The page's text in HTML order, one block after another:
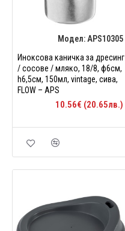
Модел: APS10305
Иноксова каничка за дресинг
/ сосове / мляко, 18/8, ф6см,
h6,5см, 150мл, vintage, сива,
FLOW – APS
10.56€ (20.65лв.)